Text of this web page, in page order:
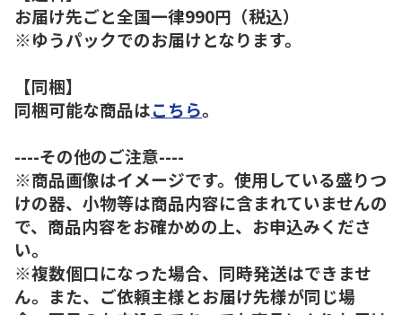
お届け先ごと全国一律990円（税込）
※ゆうパックでのお届けとなります。
【同梱】
同梱可能な商品はこちら。
----その他のご注意----
※商品画像はイメージです。使用している盛りつ
けの器、小物等は商品内容に含まれていませんの
で、商品内容をお確かめの上、お申込みくださ
い。
※複数個口になった場合、同時発送はできませ
ん。また、ご依頼主様とお届け先様が同じ場